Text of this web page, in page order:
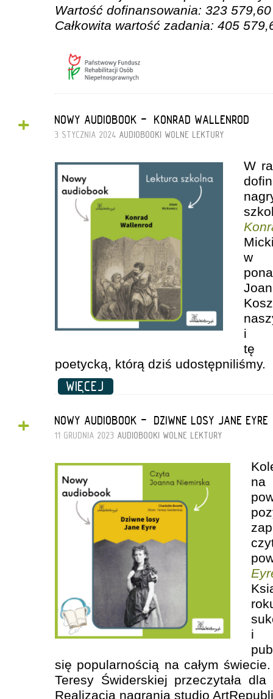
Wartość dofinansowania: 323 579,60
Całkowita wartość zadania: 405
+ NOWY AUDIOBOOK - „KONRAD WALLENROD”
3 STYCZNIA 2024 AUDIOBOOKI WOLNE LEKTURY
W
w
i
tę
poetycką, którą dziś udostępniliśmy.
WIĘCEJ
+ NOWY AUDIOBOOK - „DZIWNE LOSY JANE EYRE”
11 GRUDNIA 2023 AUDIOBOOKI WOLNE LEKTURY
na
i
się popularnością na całym
Teresy Świderskiej przeczytała
Realizacja nagrania studio